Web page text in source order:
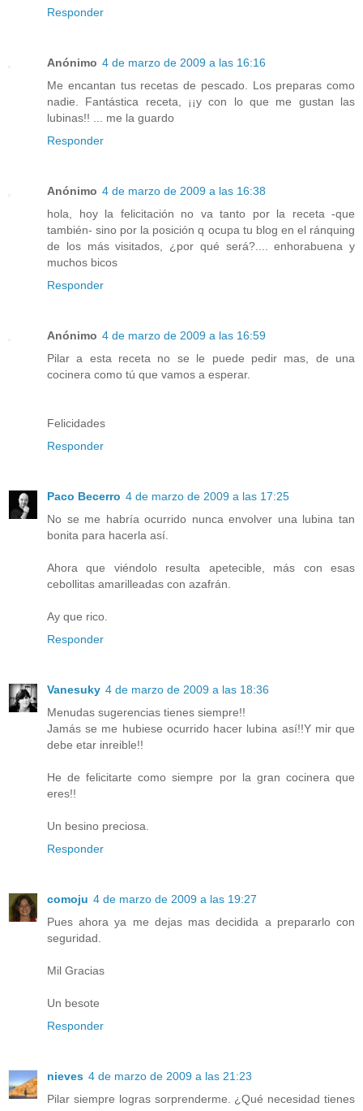
Responder
Anónimo 4 de marzo de 2009 a las 16:16
Me encantan tus recetas de pescado. Los preparas como
nadie. Fantástica receta, ¡¡y con lo que me gustan las
lubinas!! ... me la guardo
Responder
Anónimo 4 de marzo de 2009 a las 16:38
hola, hoy la felicitación no va tanto por la receta -que
también- sino por la posición q ocupa tu blog en el ránquing
de los más visitados, ¿por qué será?.... enhorabuena y
muchos bicos
Responder
Anónimo 4 de marzo de 2009 a las 16:59
Pilar a esta receta no se le puede pedir mas, de una
cocinera como tú que vamos a esperar.
Felicidades
Responder
Paco Becerro 4 de marzo de 2009 a las 17:25
No se me habría ocurrido nunca envolver una lubina tan
bonita para hacerla así.
Ahora que viéndolo resulta apetecible, más con esas
cebollitas amarilleadas con azafrán.
Ay que rico.
Responder
Vanesuky 4 de marzo de 2009 a las 18:36
Menudas sugerencias tienes siempre!!
Jamás se me hubiese ocurrido hacer lubina así!!Y mir que
debe etar inreible!!
He de felicitarte como siempre por la gran cocinera que
eres!!
Un besino preciosa.
Responder
comoju 4 de marzo de 2009 a las 19:27
Pues ahora ya me dejas mas decidida a prepararlo con
seguridad.
Mil Gracias
Un besote
Responder
nieves 4 de marzo de 2009 a las 21:23
Pilar siempre logras sorprenderme. ¿Qué necesidad tienes